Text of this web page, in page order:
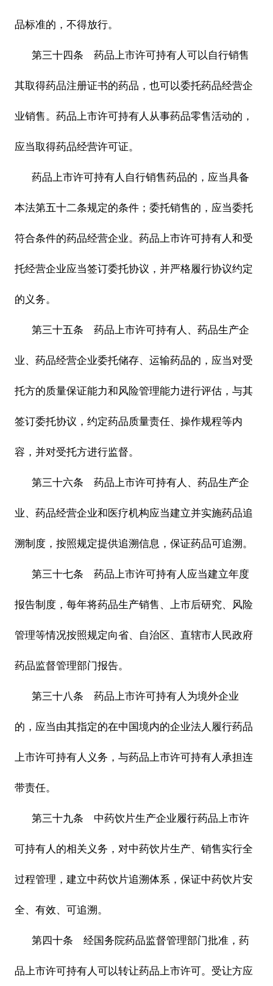
品标准的，不得放行。
第三十四条 药品上市许可持有人可以自行销售
其取得药品注册证书的药品，也可以委托药品经营企
业销售。药品上市许可持有人从事药品零售活动的，
应当取得药品经营许可证。
药品上市许可持有人自行销售药品的，应当具备
本法第五十二条规定的条件；委托销售的，应当委托
符合条件的药品经营企业。药品上市许可持有人和受
托经营企业应当签订委托协议，并严格履行协议约定
的义务。
第三十五条 药品上市许可持有人、药品生产企
业、药品经营企业委托储存、运输药品的，应当对受
托方的质量保证能力和风险管理能力进行评估，与其
签订委托协议，约定药品质量责任、操作规程等内
容，并对受托方进行监督。
第三十六条 药品上市许可持有人、药品生产企
业、药品经营企业和医疗机构应当建立并实施药品追
溯制度，按照规定提供追溯信息，保证药品可追溯。
第三十七条 药品上市许可持有人应当建立年度
报告制度，每年将药品生产销售、上市后研究、风险
管理等情况按照规定向省、自治区、直辖市人民政府
药品监督管理部门报告。
第三十八条 药品上市许可持有人为境外企业
的，应当由其指定的在中国境内的企业法人履行药品
上市许可持有人义务，与药品上市许可持有人承担连
带责任。
第三十九条 中药饮片生产企业履行药品上市许
可持有人的相关义务，对中药饮片生产、销售实行全
过程管理，建立中药饮片追溯体系，保证中药饮片安
全、有效、可追溯。
第四十条 经国务院药品监督管理部门批准，药
品上市许可持有人可以转让药品上市许可。受让方应